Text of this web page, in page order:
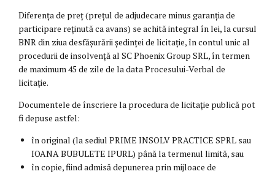
Diferența de preț (prețul de adjudecare minus garanția de
participare reținută ca avans) se achită integral în lei, la cursul
BNR din ziua desfășurării ședinței de licitație, în contul unic al
procedurii de insolvență al SC Phoenix Group SRL, în termen
de maximum 45 de zile de la data Procesului-Verbal de
licitație.
Documentele de înscriere la procedura de licitație publică pot
fi depuse astfel:
în original (la sediul PRIME INSOLV PRACTICE SPRL sau
IOANA BUBULETE IPURL) până la termenul limită, sau
în copie, fiind admisă depunerea prin mijloace de